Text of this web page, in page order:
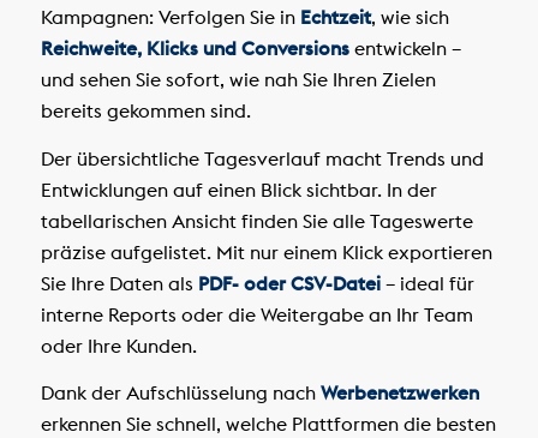
Kampagnen: Verfolgen Sie in Echtzeit, wie sich
Reichweite, Klicks und Conversionsentwickeln –
und sehen Sie sofort, wie nah Sie Ihren Zielen
bereits gekommen sind.
Der übersichtliche Tagesverlauf macht Trends und
Entwicklungen auf einen Blick sichtbar. In der
tabellarischen Ansicht finden Sie alle Tageswerte
präzise aufgelistet. Mit nur einem Klick exportieren
Sie Ihre Daten als PDF- oder CSV-Datei– ideal für
interne Reports oder die Weitergabe an Ihr Team
oder Ihre Kunden.
Dank der Aufschlüsselung nach Werbenetzwerken
erkennen Sie schnell, welche Plattformen die besten